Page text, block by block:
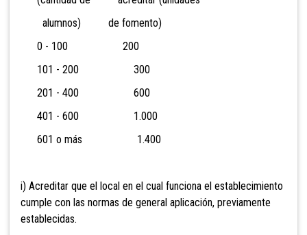
alumnos) de fomento)
0 - 100 200
101 - 200 300
201 - 400 600
401 - 600 1.000
601 o más 1.400
i) Acreditar que el local en el cual funciona el establecimiento
cumple con las normas de general aplicación, previamente
establecidas.